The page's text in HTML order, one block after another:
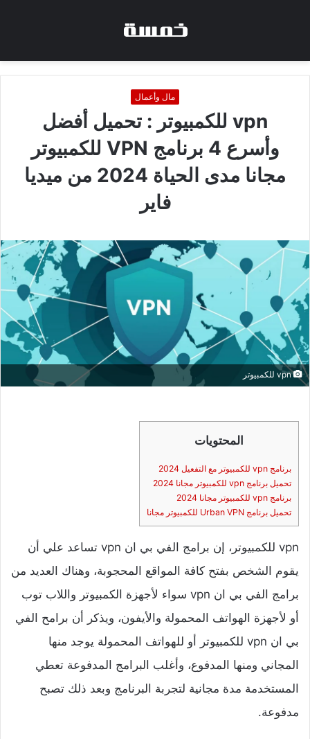
مال وأعمال
vpn للكمبيوتر : تحميل أفضل
وأسرع 4 برنامج VPN للكمبيوتر
مجانا مدى الحياة 2024 من ميديا
فاير
vpn للكمبيوتر
المحتويات
برنامج vpn للكمبيوتر مع التفعيل 2024
تحميل برنامج vpn للكمبيوتر مجانا 2024
برنامج vpn للكمبيوتر مجانا 2024
تحميل برنامج Urban VPN للكمبيوتر مجانا
vpn للكمبيوتر، إن برامج الفي بي ان vpn تساعد علي أن
يقوم الشخص بفتح كافة المواقع المحجوبة، وهناك العديد من
برامج الفي بي ان vpn سواء لأجهزة الكمبيوتر واللاب توب
أو لأجهزة الهواتف المحمولة والأيفون، ويذكر أن برامح الفي
بي ان vpn للكمبيوتر أو للهواتف المحمولة يوجد منها
المجاني ومنها المدفوع، وأغلب البرامج المدفوعة تعطي
المستخدمة مدة مجانية لتجربة البرنامج وبعد ذلك تصبح
مدفوعة.